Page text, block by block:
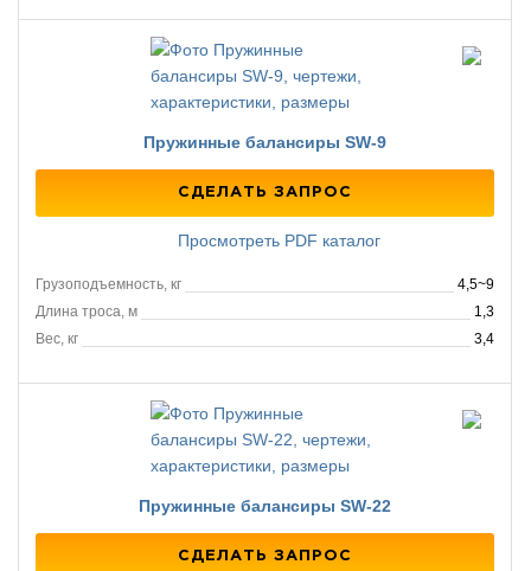
Пружинные балансиры SW-9
СДЕЛАТЬ ЗАПРОС
Просмотреть PDF каталог
Грузоподъемность, кг
4,5~9
Длина троса, м
1,3
Вес, кг
3,4
Пружинные балансиры SW-22
СДЕЛАТЬ ЗАПРОС